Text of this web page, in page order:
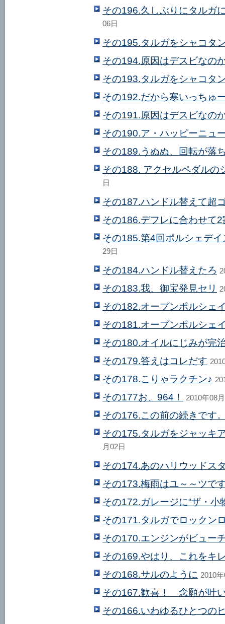
その196.久しぶりにタルガ
06日
その195.タルガをシャコタ
その194.原因はデスビなの
その193.タルガをシャコタ
その192.だから寒いっちゅ
その191.原因はデスビなの
その190.ア・ハッピーニュ
その189.うぬぬ、回転が落
その188. アクセルペダルの
日
その187.ハンドル替えて超
その186.デフレに合わせて2
その185.第4回ポルシェデ
29日
その184.ハンドル替えたろ
その183.我、御宝発見セリ
その182.オープンポルシェ
その181.オープンポルシェ
その180.オイルにじみが完
その179.答えはコレだす
その178.こりゃラクチン♪
その177お、964！ 2010年08
その176.この前の続きです
その175.タルガをジャッキ
月02日
その174.あのハリウッドス
その173.梅雨はユ～～ツで
その172.ガレージに“ザ・小
その171.タルガでロックン
その170.エンジンがビュー
その169.やはり、これをキ
その168.サルのように 2010
その167.歓喜！ 念願が叶
その166.いわゆるひとつの